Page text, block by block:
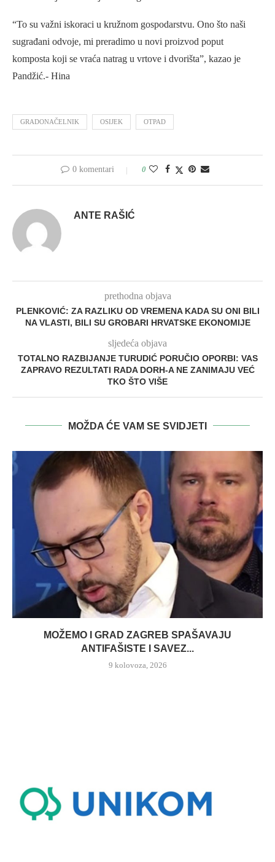
“To su važni iskoraci u kružnom gospodarstvu. Ono što naši
sugrađani odvoje, mi preradimo u novi proizvod poput
komposta koji se vraća natrag u vrtove i dvorišta”, kazao je
Pandžić.- Hina
GRADONAČELNIK OSIJEK OTPAD
0 komentari 0
ANTE RAŠIĆ
prethodna objava
PLENKOVIĆ: ZA RAZLIKU OD VREMENA KADA SU ONI BILI
NA VLASTI, BILI SU GROBARI HRVATSKE EKONOMIJE
sljedeća objava
TOTALNO RAZBIJANJE TURUDIĆ PORUČIO OPORBI: VAS
ZAPRAVO REZULTATI RADA DORH-A NE ZANIMAJU VEĆ
TKO ŠTO VIŠE
MOŽDA ĆE VAM SE SVIDJETI
MOŽEMO I GRAD ZAGREB SPAŠAVAJU
ANTIFAŠISTE I SAVEZ...
9 kolovoza, 2026